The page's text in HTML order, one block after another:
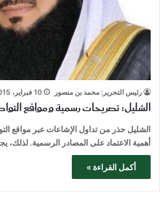
رئيس التحرير: محمد بن منصور 10 فبراير، 2015
الشليل: تصريحات رسمية ومواقع
الشليل حذر من تداول الإشاعات عبر مواقع
أهمية الاعتماد على المصادر الرسمية.
أكمل القراءة »